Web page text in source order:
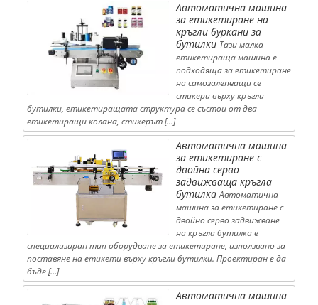
Автоматична машина
за етикетиране на
кръгли буркани за
бутилки Тази малка
етикетираща машина е
подходяща за етикетиране
на самозалепващи се
стикери върху кръгли
бутилки, етикетиращата структура се състои от два
етикетиращи колана, стикерът […]
Автоматична машина
за етикетиране с
двойна серво
задвижваща кръгла
бутилка Автоматична
машина за етикетиране с
двойно серво задвижване
на кръгла бутилка е
специализиран тип оборудване за етикетиране, използвано за
поставяне на етикети върху кръгли бутилки. Проектиран е да
бъде […]
Автоматична машина